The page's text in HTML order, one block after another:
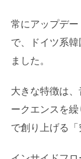
常にアップデ
で、ドイツ系
ました。
大きな特徴は
ークエンスを
で創り上げる「